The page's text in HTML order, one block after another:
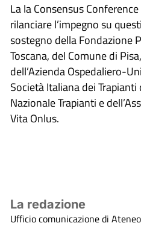
La la Consensus
rilanciare l’impegno su
sostegno della Fondazione
Toscana, del Comune di
dell’Azienda Ospedaliero-
Società Italiana dei Trapianti
Nazionale Trapianti e
Vita Onlus.
La redazione
Ufficio comunicazione di Ateneo